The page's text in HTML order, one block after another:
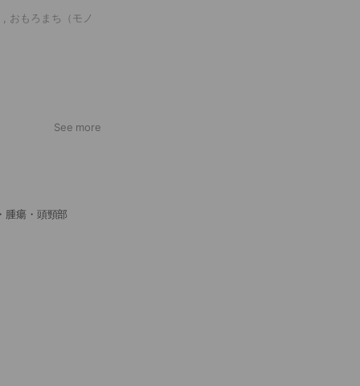
おもろまち（モノ
See more
腫瘍・頭頸部